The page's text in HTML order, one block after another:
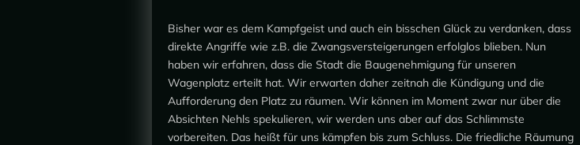
Bisher war es dem Kampfgeist und auch ein bisschen Glück zu verdanken, dass
direkte Angriffe wie z.B. die Zwangsversteigerungen erfolglos blieben. Nun
haben wir erfahren, dass die Stadt die Baugenehmigung für unseren
Wagenplatz erteilt hat. Wir erwarten daher zeitnah die Kündigung und die
Aufforderung den Platz zu räumen. Wir können im Moment zwar nur über die
Absichten Nehls spekulieren, wir werden uns aber auf das Schlimmste
vorbereiten. Das heißt für uns kämpfen bis zum Schluss. Die friedliche Räumung